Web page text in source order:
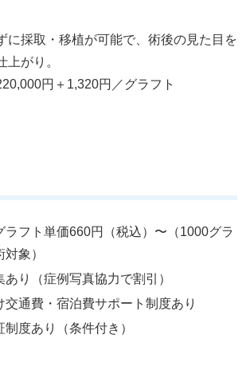
に採取・移植が可能で、術後の見た目を
上がり。
円＋1,320円／グラフト
ラフト単価660円（税込）〜（1000グラ
象）
あり（症例写真協力で割引）
交通費・宿泊費サポート制度あり
度あり（条件付き）